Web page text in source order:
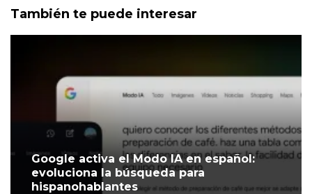
También te puede interesar
Google activa el Modo IA en español:
evoluciona la búsqueda para
hispanohablantes